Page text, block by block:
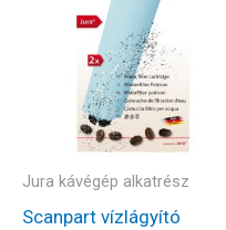
Jura kávégép alkatrész
Scanpart vízlágyító